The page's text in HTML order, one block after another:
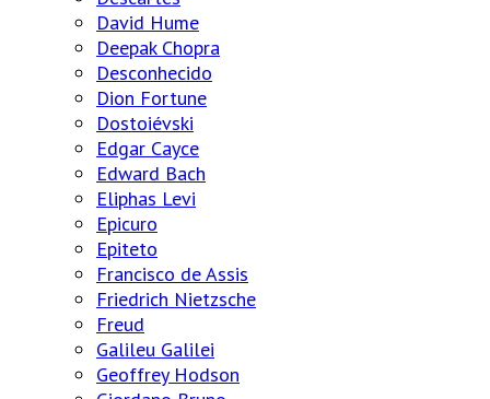
David Hume
Deepak Chopra
Desconhecido
Dion Fortune
Dostoiévski
Edgar Cayce
Edward Bach
Eliphas Levi
Epicuro
Epiteto
Francisco de Assis
Friedrich Nietzsche
Freud
Galileu Galilei
Geoffrey Hodson